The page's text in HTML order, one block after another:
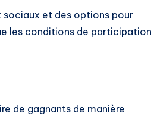
et des options pour
les conditions de participation
de gagnants de manière